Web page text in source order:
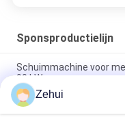
Sponsproductielijn
Schuimmachine voor
90 kW vermogen
Horizontale
Polyurethaanspons
Zehui